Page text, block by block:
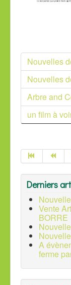
Nouvelles
Nouvelles
Arbre and
un film à
Derniers
Vente
BORRE
A
ferme